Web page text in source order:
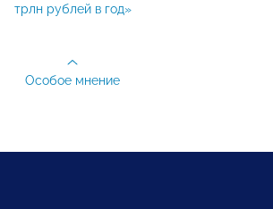
трлн рублей в год»
Особое мнение